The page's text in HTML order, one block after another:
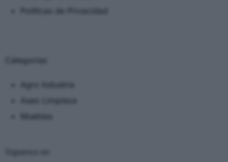
Políticas de Privacidad
Categorias
Aseo Limpieza
Muebles